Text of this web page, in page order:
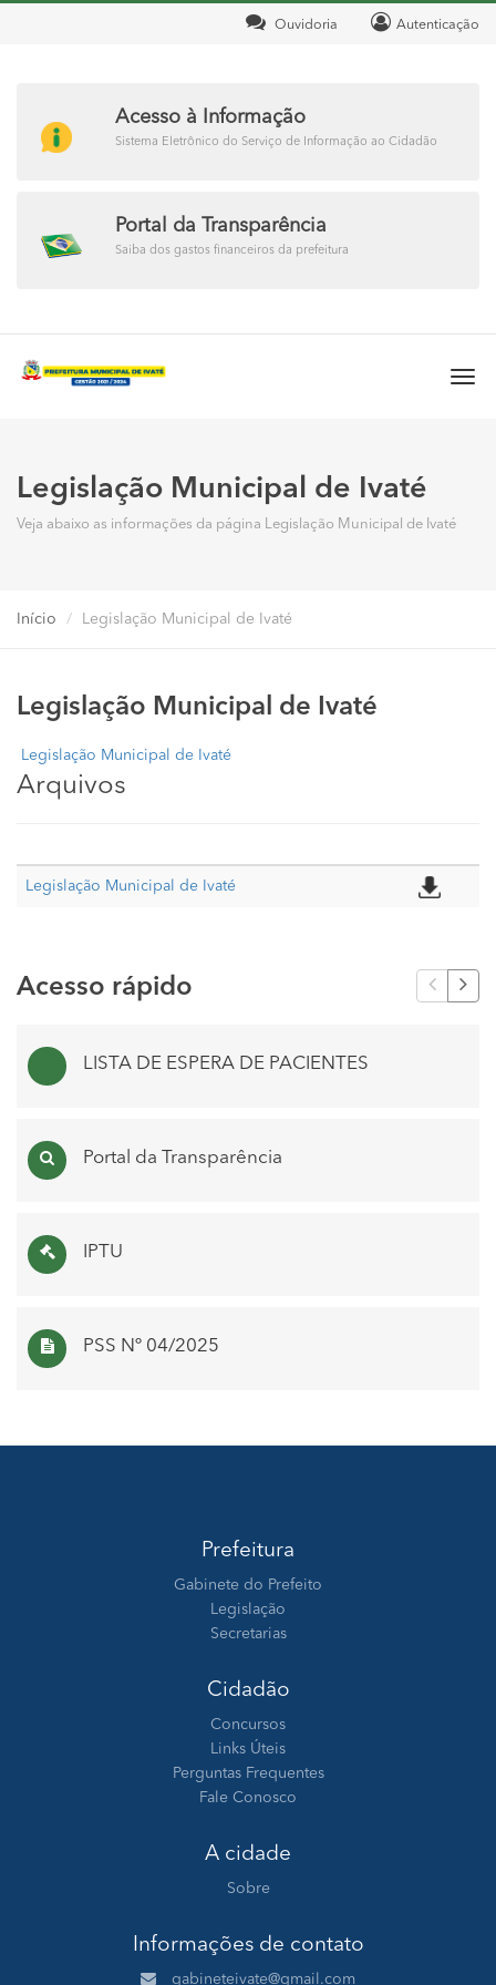
Autenticação
Ouvidoria
Acesso à Informação
Sistema Eletrônico do Serviço de Informação ao Cidadão
Portal da Transparência
Saiba dos gastos financeiros da prefeitura
Legislação Municipal de Ivaté
Veja abaixo as informações da página Legislação Municipal de Ivaté
Início Legislação Municipal de Ivaté
Legislação Municipal de Ivaté
Legislação Municipal de Ivaté
Arquivos
Legislação Municipal de Ivaté
Acesso rápido
LISTA DE ESPERA DE PACIENTES
Portal da Transparência
IPTU
PSS Nº 04/2025
Prefeitura
Gabinete do Prefeito
Legislação
Secretarias
Cidadão
Concursos
Links Úteis
Perguntas Frequentes
Fale Conosco
A cidade
Sobre
Informações de contato
gabineteivate@gmail.com